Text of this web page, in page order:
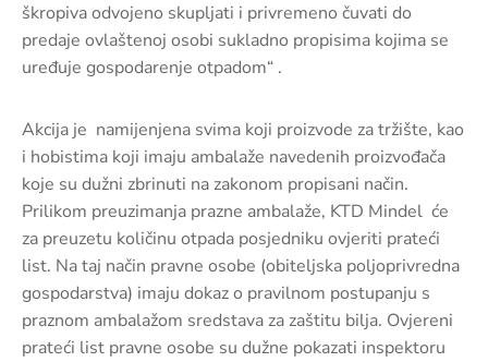
škropiva odvojeno skupljati i privremeno čuvati do
predaje ovlaštenoj osobi sukladno propisima kojima se
uređuje gospodarenje otpadom“ .
Akcija je namijenjena svima koji proizvode za tržište, kao
i hobistima koji imaju ambalaže navedenih proizvođača
koje su dužni zbrinuti na zakonom propisani način.
Prilikom preuzimanja prazne ambalaže, KTD Mindel će
za preuzetu količinu otpada posjedniku ovjeriti prateći
list. Na taj način pravne osobe (obiteljska poljoprivredna
gospodarstva) imaju dokaz o pravilnom postupanju s
praznom ambalažom sredstava za zaštitu bilja. Ovjereni
prateći list pravne osobe su dužne pokazati inspektoru